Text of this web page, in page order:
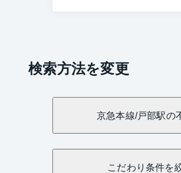
検索方法を変更
京急本線/戸部駅の
こだわり条件を